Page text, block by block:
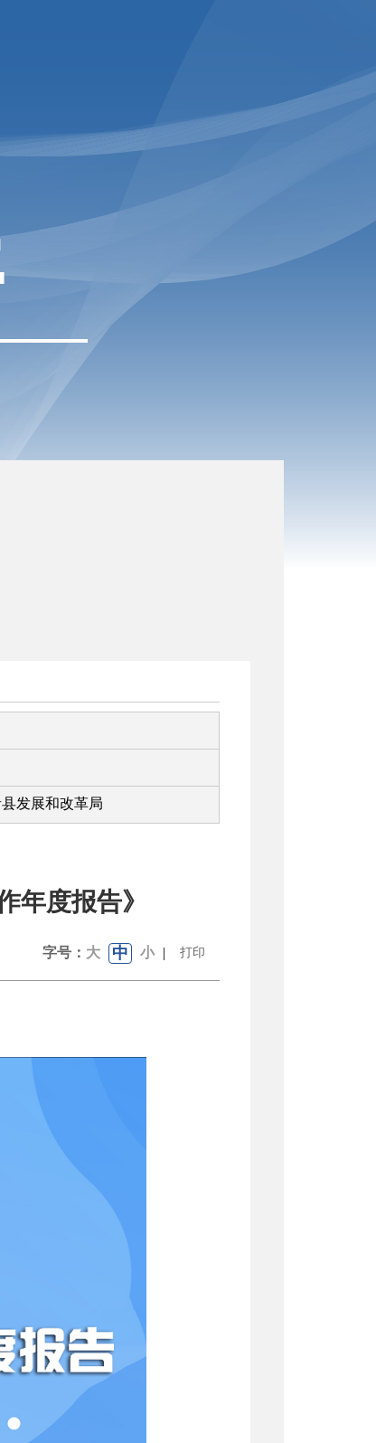
发展和改革局
年度报告》
字号： 大 中 小 | 打印